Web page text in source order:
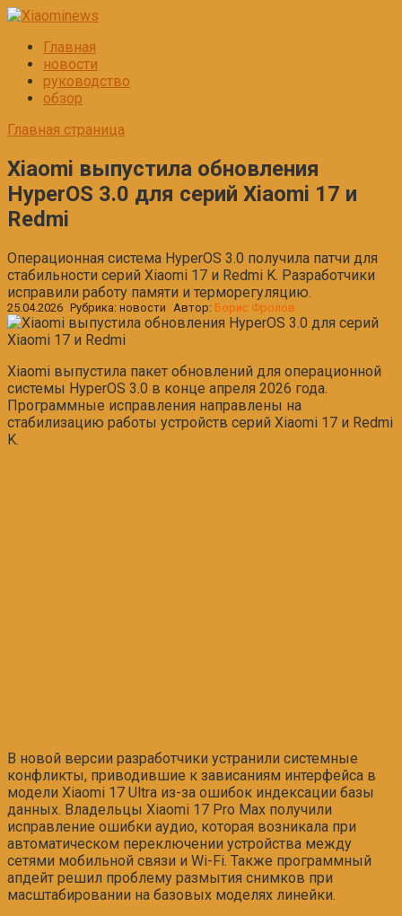
Перейти
контентуГлавная
новости
руководство
обзор
Главная страница
Xiaomi выпустила обновления
HyperOS 3.0 для серий Xiaomi 17 и
Redmi
Операционная система HyperOS 3.0 получила патчи для
стабильности серий Xiaomi 17 и Redmi K. Разработчики
исправили работу памяти и терморегуляцию.
25.04.2026 Рубрика: новости Автор: Борис Фролов
Xiaomi выпустила пакет обновлений для операционной
системы HyperOS 3.0 в конце апреля 2026 года.
Программные исправления направлены на
стабилизацию работы устройств серий Xiaomi 17 и Redmi
K.
В новой версии разработчики устранили системные
конфликты, приводившие к зависаниям интерфейса в
модели Xiaomi 17 Ultra из-за ошибок индексации базы
данных. Владельцы Xiaomi 17 Pro Max получили
исправление ошибки аудио, которая возникала при
автоматическом переключении устройства между
сетями мобильной связи и Wi-Fi. Также программный
апдейт решил проблему размытия снимков при
масштабировании на базовых моделях линейки.